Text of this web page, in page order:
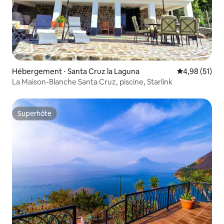
Hébergement ⋅ Santa Cruz la Laguna Évaluation
4,98 (51)
La Maison-Blanche Santa Cruz, piscine, Starlink
Superhôte
Superhôte